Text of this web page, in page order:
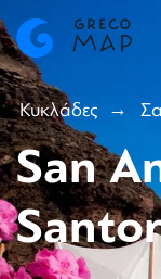
Κυκλάδες
San